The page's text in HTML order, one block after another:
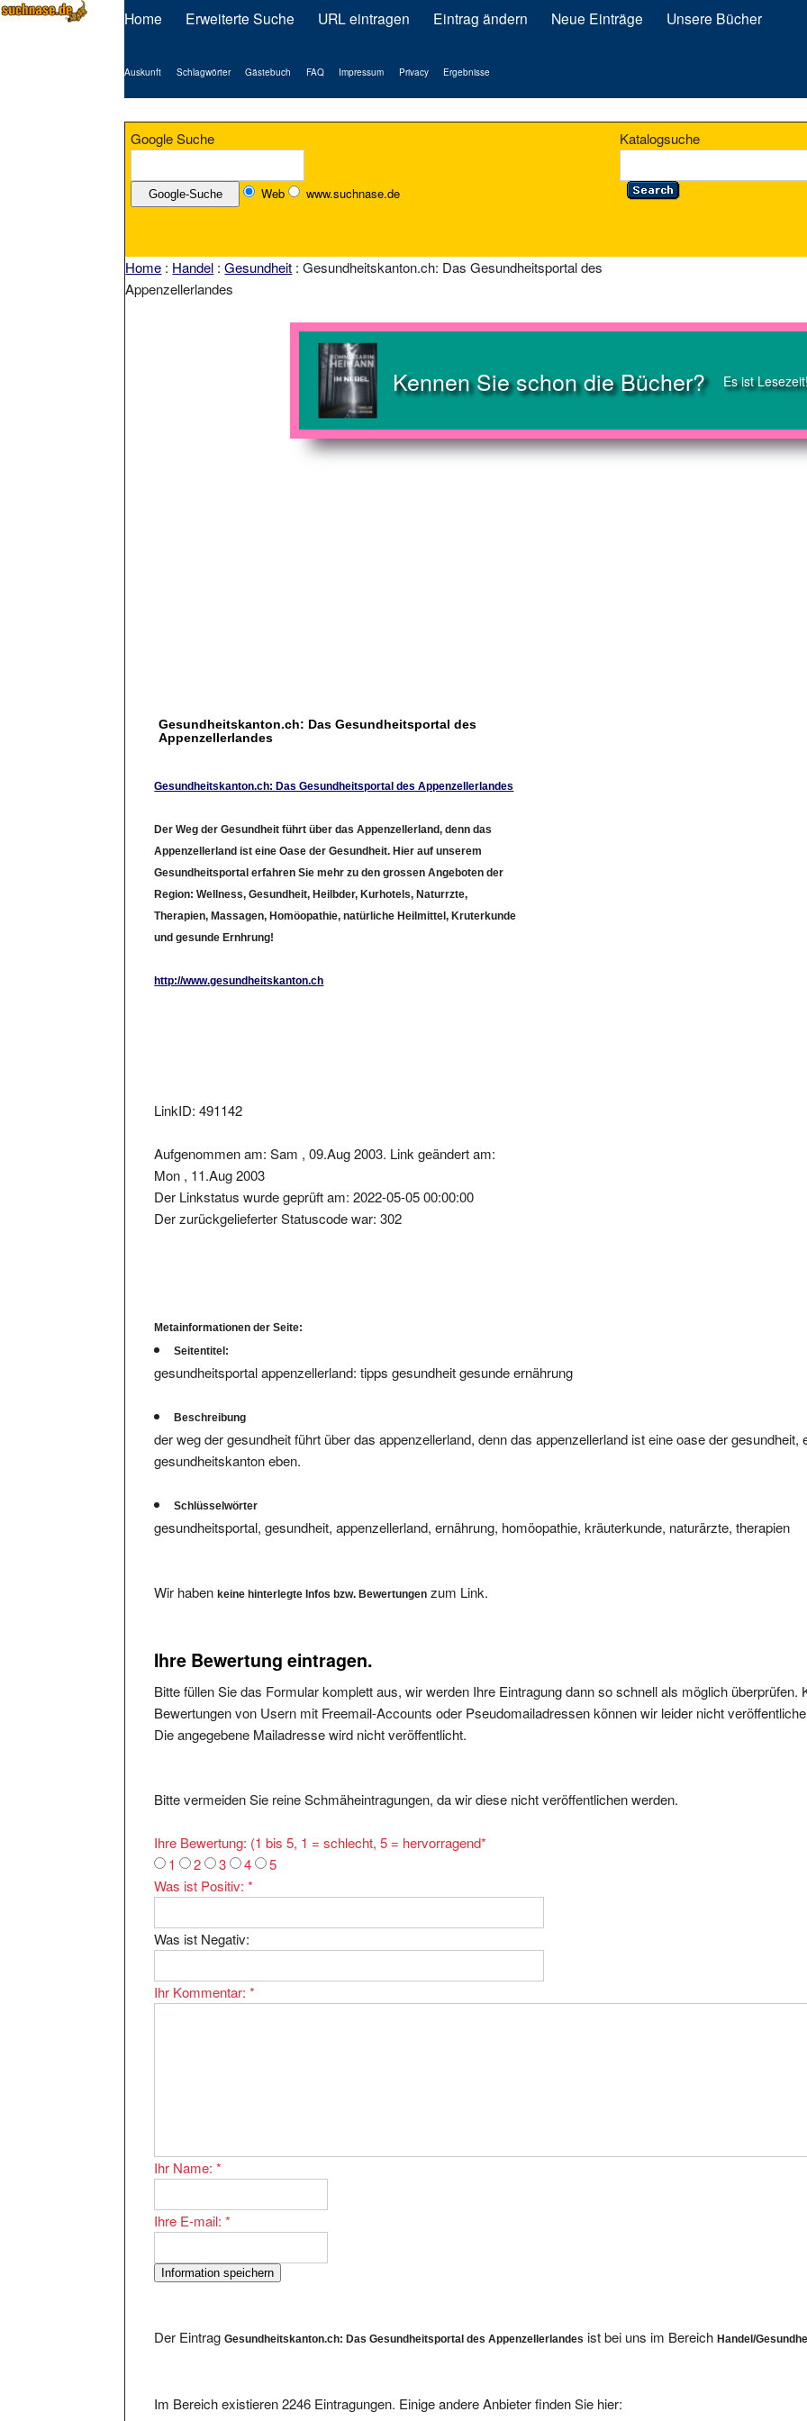
Home Erweiterte Suche URL eintragen Eintrag ändern Neue Einträge Unsere Bücher
Auskunft Schlagwörter Gästebuch FAQ Impressum Privacy Ergebnisse
Google Suche
Web www.suchnase.de
Katalogsuche
Home : Handel :Gesundheit : Gesundheitskanton.ch: Das Gesundheitsportal des
Appenzellerlandes
Kennen Sie schon die Bücher? Es ist
Gesundheitskanton.ch: Das Gesundheitsportal des
Appenzellerlandes
Gesundheitskanton.ch: Das Gesundheitsportal des Appenzellerlandes
Der Weg der Gesundheit führt über das Appenzellerland, denn das
Appenzellerland ist eine Oase der Gesundheit. Hier auf unserem
Gesundheitsportal erfahren Sie mehr zu den grossen Angeboten der
Region: Wellness, Gesundheit, Heilbder, Kurhotels, Naturrzte,
Therapien, Massagen, Homöopathie, natürliche Heilmittel, Kruterkunde
und gesunde Ernhrung!
http://www.gesundheitskanton.ch
LinkID: 491142
Aufgenommen am: Sam , 09.Aug 2003. Link geändert am:
Mon , 11.Aug 2003
Der Linkstatus wurde geprüft am: 2022-05-05 00:00:00
Der zurückgelieferter Statuscode war: 302
Metainformationen der Seite:
Seitentitel:
gesundheitsportal appenzellerland: tipps gesundheit gesunde ernährung
Beschreibung
der weg der gesundheit führt über das appenzellerland, denn das appenzellerland ist eine oase der gesundheit,
gesundheitskanton eben.
Schlüsselwörter
gesundheitsportal, gesundheit, appenzellerland, ernährung, homöopathie, kräuterkunde, naturärzte, therapien
Wir habenkeine hinterlegte Infos bzw. Bewertungen zum Link.
Ihre Bewertung eintragen.
Bitte füllen Sie das Formular komplett aus, wir werden Ihre Eintragung dann so schnell als möglich überprüfen.
Bewertungen von Usern mit Freemail-Accounts oder Pseudomailadressen können wir leider nicht
Die angegebene Mailadresse wird nicht veröffentlicht.
Bitte vermeiden Sie reine Schmäheintragungen, da wir diese nicht veröffentlichen werden.
Ihre Bewertung: (1 bis 5, 1 = schlecht, 5 = hervorragend*
1
2 3 4
5
Was ist Positiv:*
Was ist Negativ:
Ihr Kommentar:*
Ihr Name:*
Ihre E-mail:*
Der EintragGesundheitskanton.ch: Das Gesundheitsportal des Appenzellerlandes ist bei uns im BereichHandel/
Im Bereich existieren 2246 Eintragungen. Einige andere Anbieter finden Sie hier: